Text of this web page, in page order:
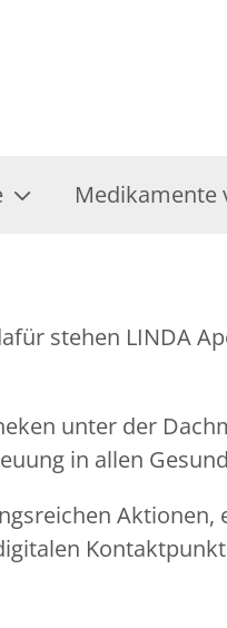
Medikamente
stehen LINDA
unter der
in allen